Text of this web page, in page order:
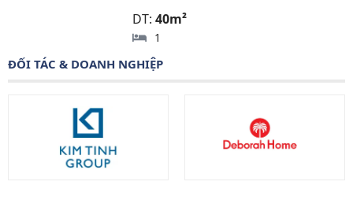
DT:40m²
1
ĐỐI TÁC & DOANH NGHIỆP